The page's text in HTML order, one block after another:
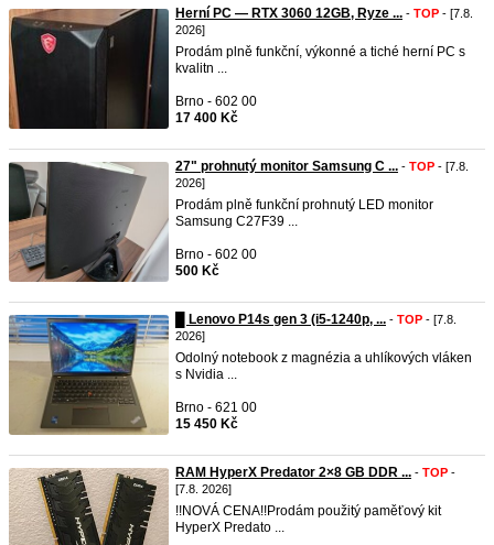
Herní PC — RTX 3060 12GB, Ryze ... - TOP - [7.8.
2026]
Prodám plně funkční, výkonné a tiché herní PC s
kvalitn ...
Brno - 602 00
17 400 Kč
27" prohnutý monitor Samsung C ... - TOP - [7.8.
2026]
Prodám plně funkční prohnutý LED monitor
Samsung C27F39 ...
Brno - 602 00
500 Kč
█ Lenovo P14s gen 3 (i5-1240p, ... - TOP - [7.8.
2026]
Odolný notebook z magnézia a uhlíkových vláken
s Nvidia ...
Brno - 621 00
15 450 Kč
RAM HyperX Predator 2×8 GB DDR ... - TOP -
[7.8. 2026]
!!NOVÁ CENA!!Prodám použitý paměťový kit
HyperX Predato ...